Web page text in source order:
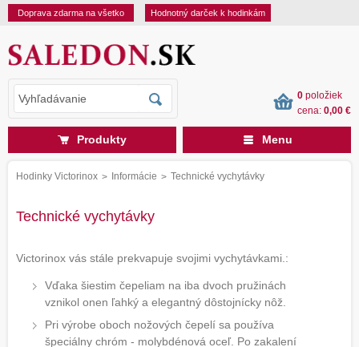
Doprava zdarma na všetko Hodnotný darček k hodinkám
0 položiek
cena: 0,00 €
Produkty Menu
Hodinky Victorinox > Informácie > Technické vychytávky
Technické vychytávky
Victorinox vás stále prekvapuje svojimi vychytávkami.:
Vďaka šiestim čepeliam na iba dvoch pružinách
vznikol onen ľahký a elegantný dôstojnícky nôž.
Pri výrobe oboch nožových čepelí sa používa
špeciálny chróm - molybdénová oceľ. Po zakalení